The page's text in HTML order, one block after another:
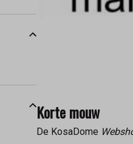
Korte mouw
De KosaDome